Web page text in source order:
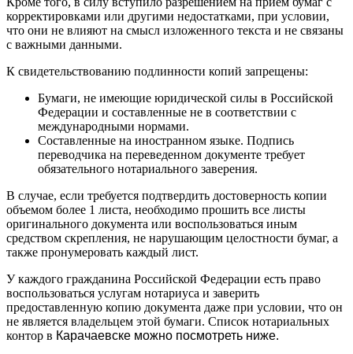
корректировками или другими недостатками, при условии,
что они не влияют на смысл изложенного текста и не связаны
с важными данными.
К свидетельствованию подлинности копий запрещены:
Бумаги, не имеющие юридической силы в Российской
Федерации и составленные не в соответствии с
международными нормами.
Составленные на иностранном языке. Подпись
переводчика на переведенном документе требует
обязательного нотариального заверения.
В случае, если требуется подтвердить достоверность копии
объемом более 1 листа, необходимо прошить все листы
оригинального документа или воспользоваться иным
средством скрепления, не нарушающим целостности бумаг, а
также пронумеровать каждый лист.
У каждого гражданина Российской Федерации есть право
воспользоваться услугам нотариуса и заверить
предоставленную копию документа даже при условии, что он
не является владельцем этой бумаги. Список нотариальных
контор в Карачаевске можно посмотреть ниже.